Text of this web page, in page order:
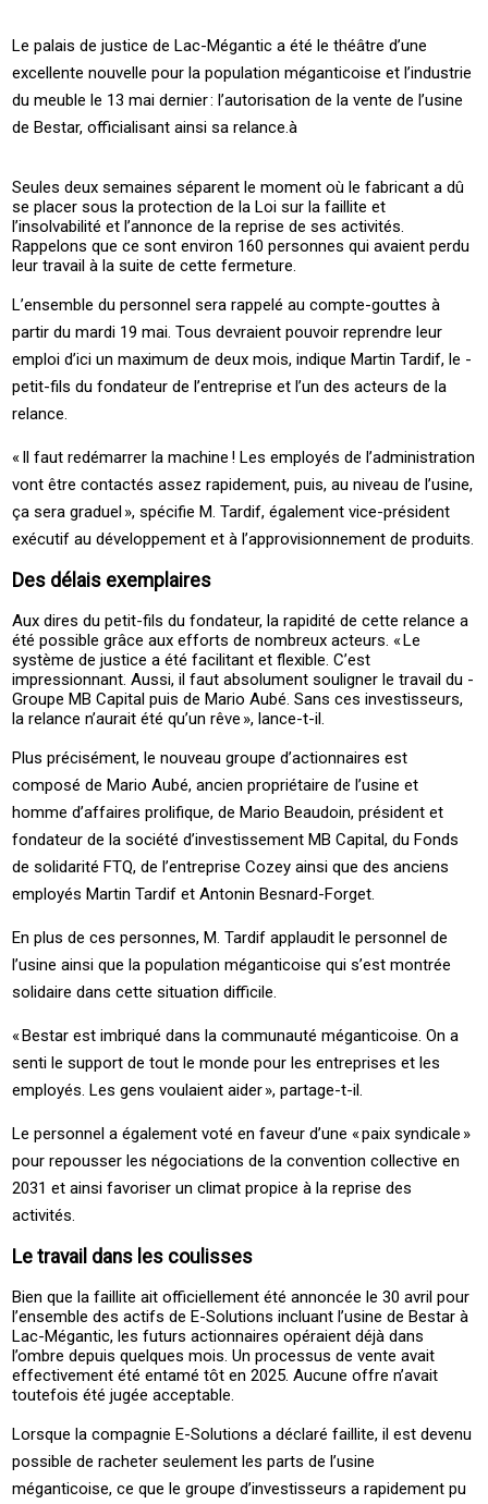
Le palais de justice de ­Lac-Mégantic a été le théâtre d’une
excellente nouvelle pour la population méganticoise et l’industrie
du meuble le 13 mai dernier : l’autorisation de la vente de l’usine
de ­Bestar, officialisant ainsi sa relance.à
Seules deux semaines séparent le moment où le fabricant a dû
se placer sous la protection de la ­Loi sur la faillite et
l’insolvabilité et l’annonce de la reprise de ses activités.
Rappelons que ce sont environ 160 personnes qui avaient perdu
leur travail à la suite de cette fermeture.
L’ensemble du personnel sera rappelé au ­compte-gouttes à
partir du mardi 19 mai. Tous devraient pouvoir reprendre leur
emploi d’ici un maximum de deux mois, indique ­Martin ­Tardif, le ­
petit-fils du fondateur de l’entreprise et l’un des acteurs de la
relance.
« ­Il faut redémarrer la machine ! ­Les employés de l’administration
vont être contactés assez rapidement, puis, au niveau de l’usine,
ça sera graduel », spécifie M. Tardif, également ­vice-président
exécutif au développement et à l’approvisionnement de produits.
Des délais exemplaires
Aux dires du ­petit-fils du fondateur, la rapidité de cette relance a
été possible grâce aux efforts de nombreux acteurs. « ­Le
système de justice a été facilitant et flexible. C’est
impressionnant. Aussi, il faut absolument souligner le travail du ­
Groupe ­MB ­Capital puis de ­Mario ­Aubé. Sans ces investisseurs,
la relance n’aurait été qu’un rêve », ­lance-t-il.
Plus précisément, le nouveau groupe d’actionnaires est
composé de ­Mario ­Aubé, ancien propriétaire de l’usine et
homme d’affaires prolifique, de ­Mario ­Beaudoin, président et
fondateur de la société d’investissement ­MB ­Capital, du ­Fonds
de solidarité ­FTQ, de l’entreprise ­Cozey ainsi que des anciens
employés ­Martin ­Tardif et ­Antonin ­Besnard-Forget.
En plus de ces personnes, M. Tardif applaudit le personnel de
l’usine ainsi que la population méganticoise qui s’est montrée
solidaire dans cette situation difficile.
« ­Bestar est imbriqué dans la communauté méganticoise. On a
senti le support de tout le monde pour les entreprises et les
employés. Les gens voulaient aider », ­partage-t-il.
Le personnel a également voté en faveur d’une « paix syndicale »
pour repousser les négociations de la convention collective en
2031 et ainsi favoriser un climat propice à la reprise des
activités.
Le travail dans les coulisses
Bien que la faillite ait officiellement été annoncée le 30 avril pour
l’ensemble des actifs de ­E-Solutions incluant l’usine de ­Bestar à
­Lac-Mégantic, les futurs actionnaires opéraient déjà dans
l’ombre depuis quelques mois. Un processus de vente avait
effectivement été entamé tôt en 2025. Aucune offre n’avait
toutefois été jugée acceptable.
Lorsque la compagnie ­E-Solutions a déclaré faillite, il est devenu
possible de racheter seulement les parts de l’usine
méganticoise, ce que le groupe d’investisseurs a rapidement pu